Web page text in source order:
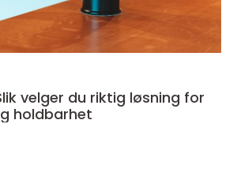
velger du riktig løsning for
holdbarhet